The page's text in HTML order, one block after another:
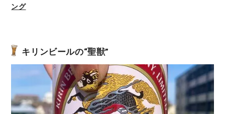
ング
キリンビールの“聖獣”